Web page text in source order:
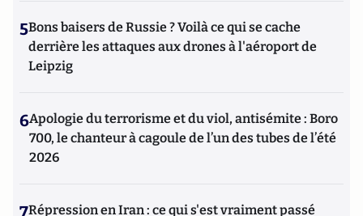
5Bons baisers de Russie ? Voilà ce qui se cache
derrière les attaques aux drones à l'aéroport de
Leipzig
6Apologie du terrorisme et du viol, antisémite : Boro
700, le chanteur à cagoule de l’un des tubes de l’été
2026
7Répression en Iran : ce qui s'est vraiment passé